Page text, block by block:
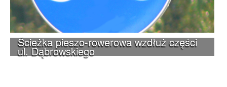
Ścieżka pieszo-rowerowa wzdłuż części
ul. Dąbrowskiego